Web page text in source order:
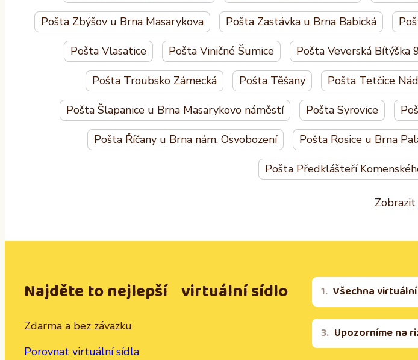
Pošta Zbýšov u Brna Masarykova Pošta Zastávka u Brna Babická
Pošta Vlasatice Pošta Viničné Šumice Pošta Veverská Bítýška
Pošta Troubsko Zámecká Pošta Těšany Pošta Tetčice
Pošta Šlapanice u Brna Masarykovo náměstí Pošta Syrovice
Pošta Říčany u Brna nám. Osvobození Pošta Rosice u Brna
Pošta Předklášteří
Zobrazit
Najděte to nejlepší virtuální sídlo
Zdarma a bez závazku
Porovnat virtuální sídla
Všechna
Upozorníme na